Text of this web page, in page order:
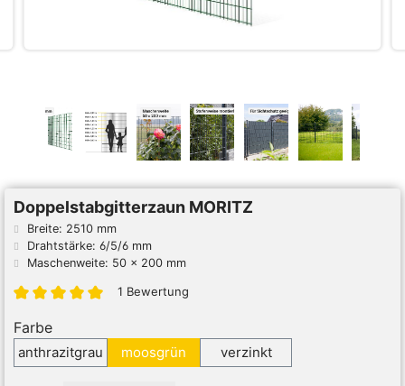
Doppelstabgitterzaun MORITZ
Breite: 2510 mm
Drahtstärke: 6/5/6 mm
Maschenweite: 50 x 200 mm
1 Bewertung
Farbe
anthrazitgrau moosgrün verzinkt